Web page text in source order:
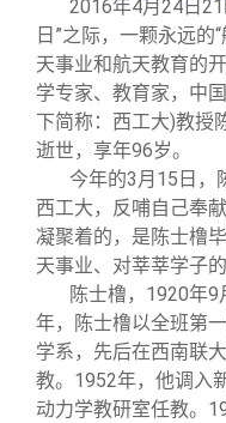
2016年4月24日
日”之际，一颗永远
天事业和航天教育的
学专家、教育家，中
下简称：西工大)教授
逝世，享年96岁。
今年的3月15日，
西工大，反哺自己奉
凝聚着的，是陈士橹
天事业、对莘莘学子
陈士橹，1920年
年，陈士橹以全班第
学系，先后在西南联
教。1952年，他调入
动力学教研室任教。